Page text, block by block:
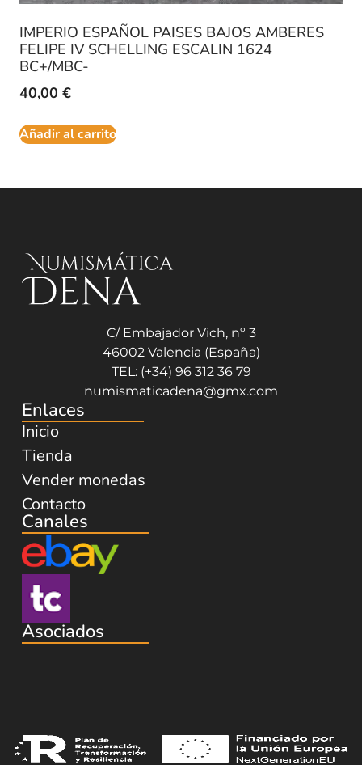
IMPERIO ESPAÑOL PAISES BAJOS AMBERES
FELIPE IV SCHELLING ESCALIN 1624
BC+/MBC-
40,00 €
Añadir al carrito
C/ Embajador Vich, nº 3
46002 Valencia (España)
TEL: (+34) 96 312 36 79
numismaticadena@gmx.com
Enlaces
Inicio
Tienda
Vender monedas
Contacto
Canales
Asociados